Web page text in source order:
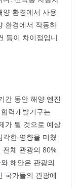
양 환경에서 사용
환경에서 작동하
등이 차이점입니
간 동안 해양 엔진
력개발기구는
가 될 것으로 예상
한 영향을 미쳤
체 관광의 80%
해안은 관광의
국가들의 관광에